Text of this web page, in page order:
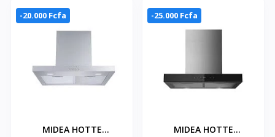
-20.000 Fcfa
MIDEA HOTTE
-25.000 Fcfa
MIDEA HOTTE